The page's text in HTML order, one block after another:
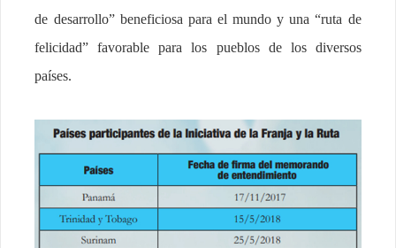
de desarrollo” beneficiosa para el mundo y una “ruta de
felicidad” favorable para los pueblos de los diversos
países.